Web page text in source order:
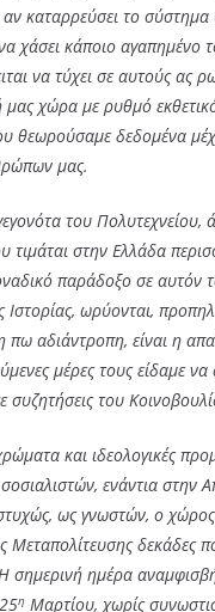
καταρρεύσει το
χάσει κάποιο
να τύχει σε αυτούς ας
μας χώρα με ρυθμό
θεωρούσαμε δεδομένα
μας.
του Πολυτεχνείου,
τιμάται στην Ελλάδα
παράδοξο σε
ωρύονται,
πω αδιάντροπη, είναι η
μέρες τους είδαμε να
συζητήσεις του
και ιδεολογικές
ενάντια στην
ως γνωστών, ο
δεκάδες
σημερινή ημέρα
η Μαρτίου, χωρίς